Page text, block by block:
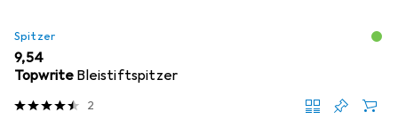
Spitzer
EUR
9,54
Topwrite Bleistiftspitzer
2